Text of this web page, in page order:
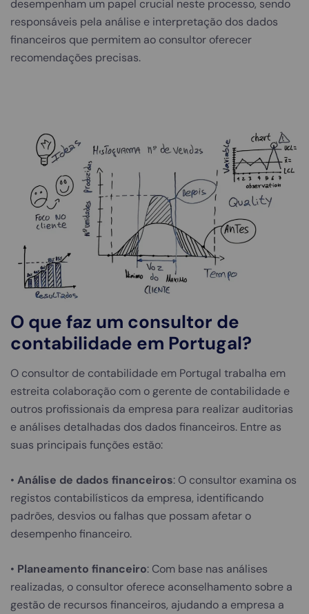
desempenham um papel crucial neste processo, sendo
responsáveis pela análise e interpretação dos dados
financeiros que permitem ao consultor oferecer
recomendações precisas.
O que faz um consultor de
contabilidade em Portugal?
O consultor de contabilidade em Portugal trabalha em
estreita colaboração com o gerente de contabilidade e
outros profissionais da empresa para realizar auditorias
e análises detalhadas dos dados financeiros. Entre as
suas principais funções estão:
• Análise de dados financeiros: O consultor examina os
registos contabilísticos da empresa, identificando
padrões, desvios ou falhas que possam afetar o
desempenho financeiro.
• Planeamento financeiro: Com base nas análises
realizadas, o consultor oferece aconselhamento sobre a
gestão de recursos financeiros, ajudando a empresa a